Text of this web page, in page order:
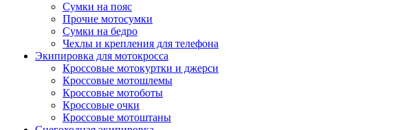
Сумки на пояс
Прочие мотосумки
Сумки на бедро
Чехлы и крепления для телефона
Экипировка для мотокросса
Кроссовые мотокуртки и джерси
Кроссовые мотошлемы
Кроссовые мотоботы
Кроссовые очки
Кроссовые мотоштаны